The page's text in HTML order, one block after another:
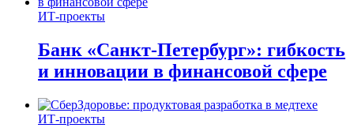
ИТ-проекты
Банк «Санкт-Петербург»: гибкость
и инновации в финансовой сфере
ИТ-проекты